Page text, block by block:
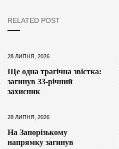
RELATED POST
28 ЛИПНЯ, 2026
Ще одна трагічна звістка:
загинув 33-річний
захисник
28 ЛИПНЯ, 2026
На Запорізькому
напрямку загинув